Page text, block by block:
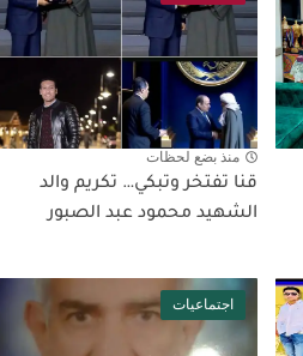
منذ بضع لحظات
قنا تفتخر وتبكي… تكريم والد
الشهيد محمود عبد الصبور
اجتماعيات